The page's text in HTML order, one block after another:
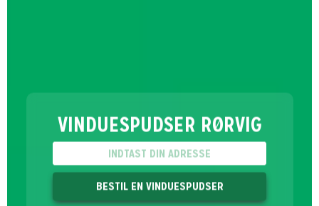
VINDUESPUDSER RØRVIG
BESTIL EN VINDUESPUDSER